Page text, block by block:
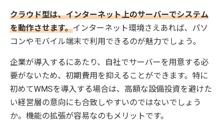
クラウド型は、インターネット上のサーバーでシステム
を動作させます。インターネット環境さえあれば、パソ
コンやモバイル端末で利用できるのが魅力でしょう。
企業が導入するにあたり、自社でサーバーを用意する必
要がないため、初期費用を抑えることができます。特に
初めてWMSを導入する場合は、高額な設備投資を避けた
い経営層の意向にも合致しやすいのではないでしょう
か。機能の拡張が容易なのもメリットです。